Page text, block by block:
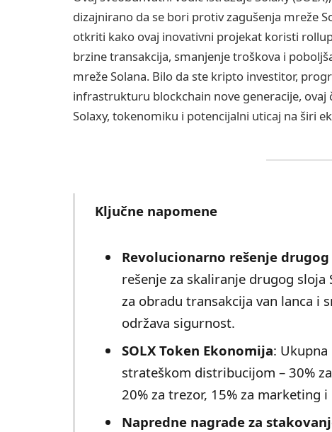
dizajnirano da se bori protiv zagušenja mreže
otkriti kako ovaj inovativni projekat koristi
brzine transakcija, smanjenje troškova i
mreže Solana. Bilo da ste kripto investitor,
infrastrukturu blockchain nove generacije,
Solaxy, tokenomiku i potencijalni uticaj na širi
Ključne napomene
Revolucionarno rešenje
rešenje za skaliranje drugog
za obradu transakcija van lanca i
održava sigurnost.
SOLX Token Ekonomija:
strateškom distribucijom – 30%
20% za trezor, 15% za marketing
Napredne nagrade za